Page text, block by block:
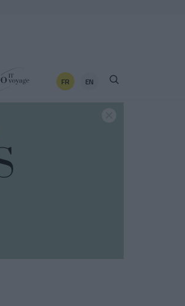
FR EN